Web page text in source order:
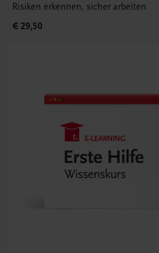
Risiken erkennen, sicher arbeiten
€ 29,50